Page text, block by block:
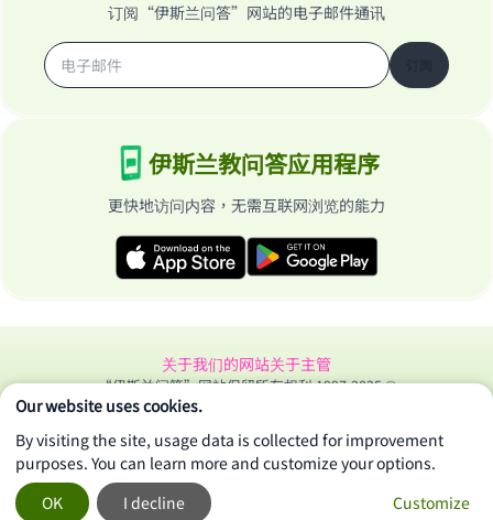
订阅“伊斯兰问答”网站的电子邮件通讯
伊斯兰教问答应用程序
更快地访问内容，无需互联网浏览的能力
关于我们的网站关于主管
“伊斯兰问答”网站保留所有权利 1997-2025 ©
Our website uses cookies.
By visiting the site, usage data is collected for improvement
purposes. You can learn more and customize your options.
Customize
I decline
OK